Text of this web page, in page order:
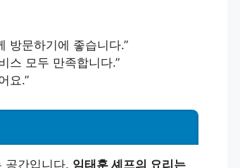
방문하기에 좋습니다.”
스 모두 만족합니다.”
요.”
공간입니다. 임태훈 셰프의 요리는